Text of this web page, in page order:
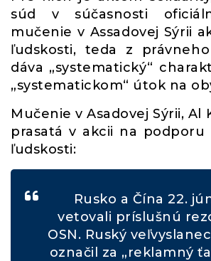
súd v súčasnosti
mučenie v Assadovej Sýrii
ľudskosti, teda z
dáva „systematický“
„systematickom“ útok na
Mučenie v Asadovej Sýrii, Al
prasatá v akcii na podporu
ľudskosti:
Rusko a Čína 22.
vetovali príslušnú
OSN. Ruský
označil za „reklamný